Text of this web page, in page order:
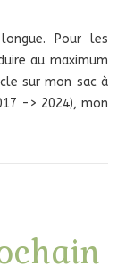
Pour les
au maximum
sur mon sac à
-> 2024), mon